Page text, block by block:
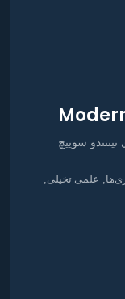
سوییچ
علمی تخیلی